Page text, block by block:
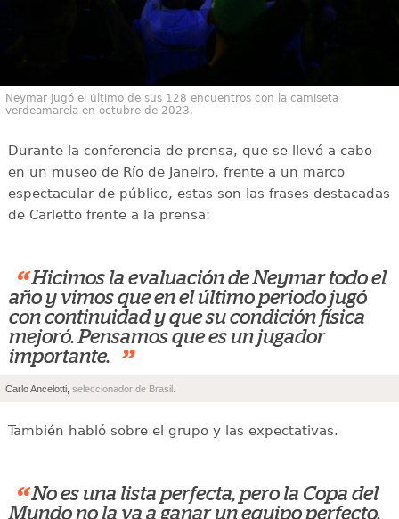
Neymar jugó el último de sus 128 encuentros con la camiseta
verdeamarela en octubre de 2023.
Durante la conferencia de prensa, que se llevó a cabo
en un museo de Río de Janeiro, frente a un marco
espectacular de público, estas son las frases destacadas
de Carletto frente a la prensa:
“ Hicimos la evaluación de Neymar todo el
año y vimos que en el último periodo jugó
con continuidad y que su condición física
mejoró. Pensamos que es un jugador
importante.
”
Carlo Ancelotti, seleccionador de Brasil.
También habló sobre el grupo y las expectativas.
“ No es una lista perfecta, pero la Copa del
Mundo no la va a ganar un equipo perfecto,